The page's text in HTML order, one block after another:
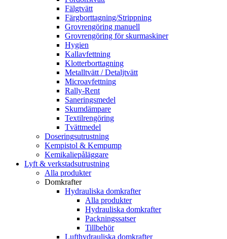
Fälgtvätt
Färgborttagning/Strippning
Grovrengöring manuell
Grovrengöring för skurmaskiner
Hygien
Kallavfettning
Klotterborttagning
Metalltvätt / Detaljtvätt
Microavfettning
Rally-Rent
Saneringsmedel
Skumdämpare
Textilrengöring
Tvättmedel
Doseringsutrustning
Kempistol & Kempump
Kemikaliepåläggare
Lyft & verkstadsutrustning
Alla produkter
Domkrafter
Hydrauliska domkrafter
Alla produkter
Hydrauliska domkrafter
Packningssatser
Tillbehör
Lufthydrauliska domkrafter